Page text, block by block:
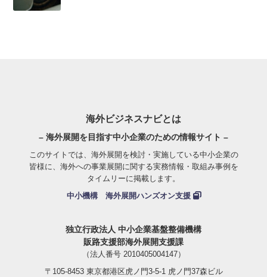
海外ビジネスナビとは
– 海外展開を目指す中小企業のための情報サイト –
このサイトでは、海外展開を検討・実施している中小企業の
皆様に、海外への事業展開に関する実務情報・取組み事例を
タイムリーに掲載します。
中小機構 海外展開ハンズオン支援
独立行政法人 中小企業基盤整備機構
販路支援部海外展開支援課
（法人番号 2010405004147）
〒105-8453 東京都港区虎ノ門3-5-1 虎ノ門37森ビル